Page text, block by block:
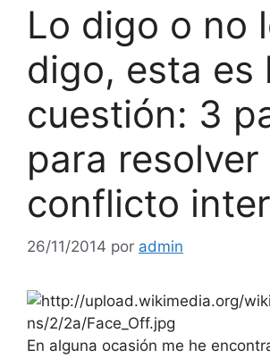
Lo digo o no
digo, esta es
cuestión: 3
para resolver
conflicto
26/11/2014 por admin
En alguna ocasión me he